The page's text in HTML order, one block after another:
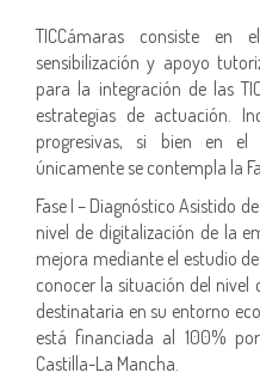
TICCámaras consiste
sensibilización y apoyo
para la integración de las
estrategias de actuación.
progresivas, si bien en el
únicamente se contempla la
Fase I – Diagnóstico Asistido
nivel de digitalización de la
mejora mediante el estudio
conocer la situación del
destinataria en su entorno
está financiada al 100%
Castilla-La Mancha.